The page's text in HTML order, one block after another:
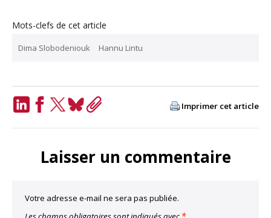
Mots-clefs de cet article
Dima Slobodeniouk Hannu Lintu
Imprimer cet article
Laisser un commentaire
Votre adresse e-mail ne sera pas publiée.